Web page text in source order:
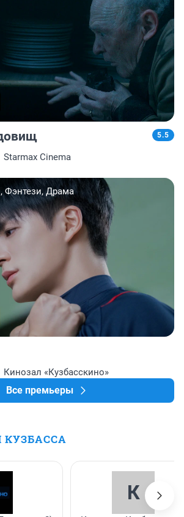
5.5
Starmax Cinema
Фэнтези, Драма
Кинозал «Кузбасскино»
Все премьеры
К